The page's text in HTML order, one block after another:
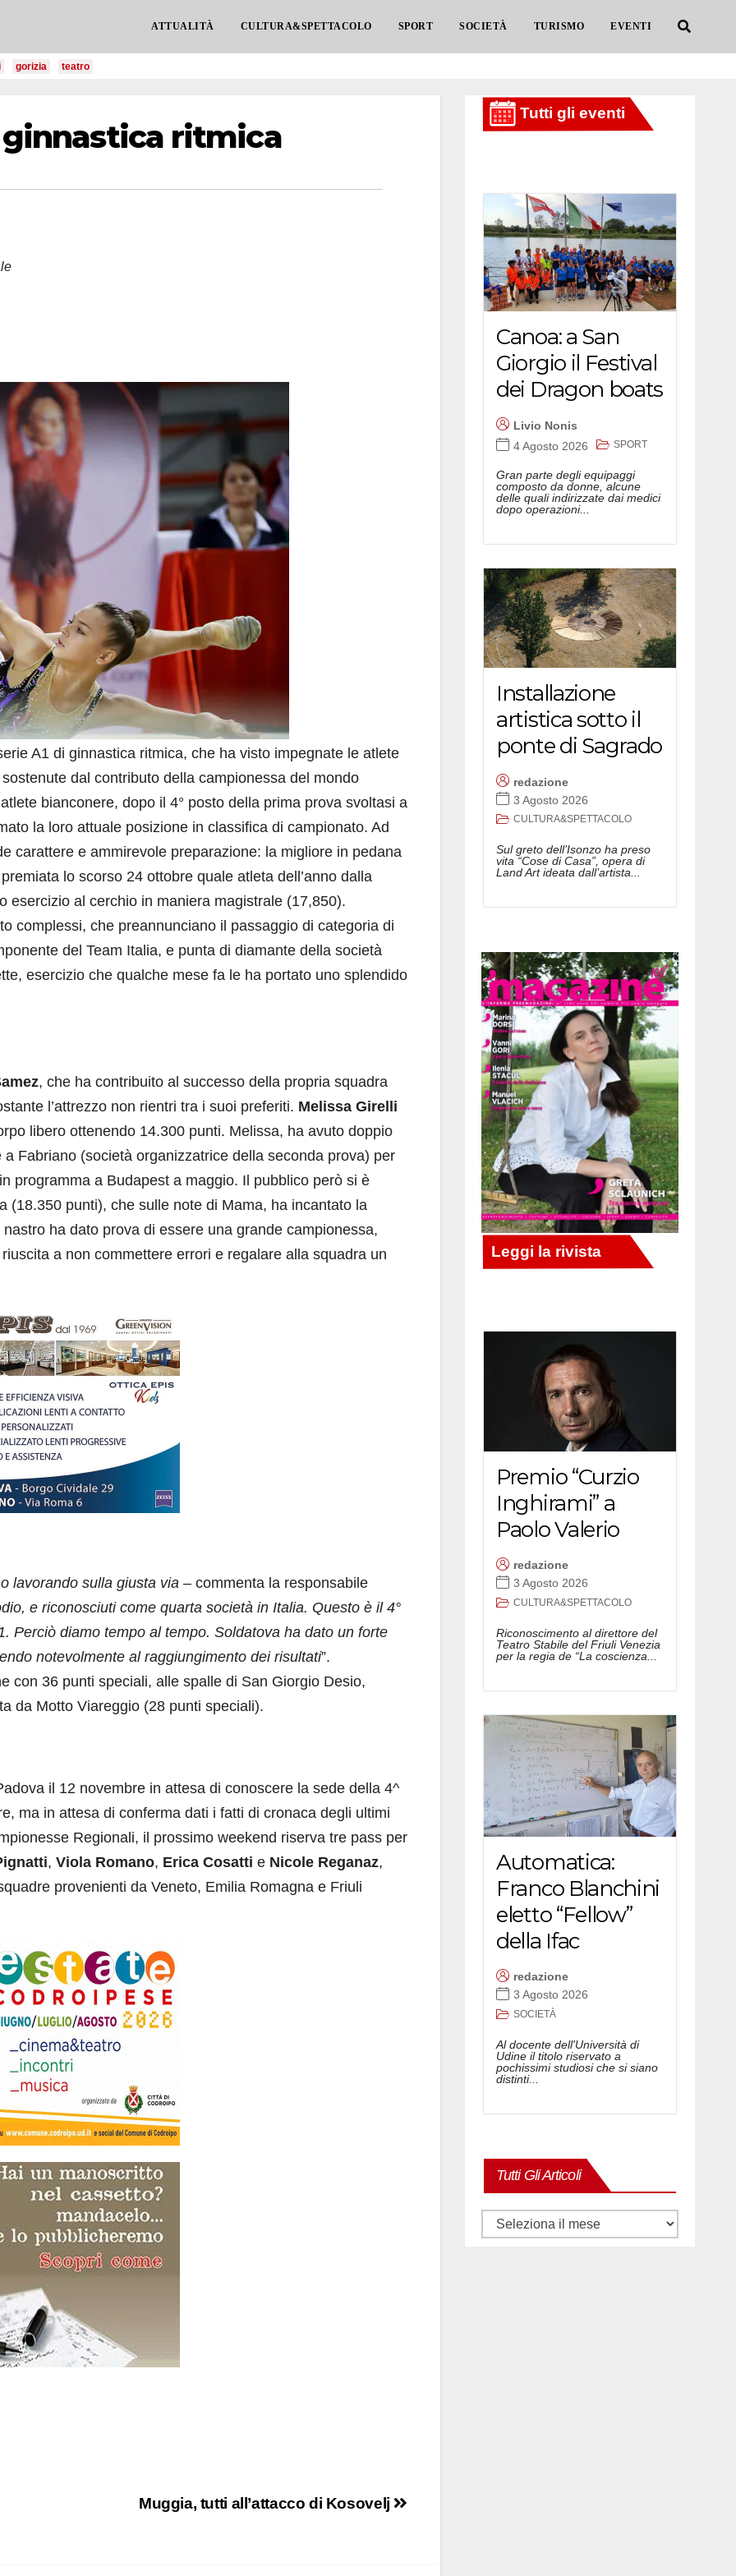
ATTUALITÀ CULTURA&SPETTACOLO SPORT SOCIETÀ TURISMO EVENTI
gorizia teatro
ritmica
A1 di ginnastica ritmica, che ha visto impegnate le atlete
dal contributo della campionessa del mondo
bianconere, dopo il 4° posto della prima prova svoltasi a
la loro attuale posizione in classifica di campionato. Ad
carattere e ammirevole preparazione: la migliore in pedana
lo scorso 24 ottobre quale atleta dell’anno dalla
esercizio al cerchio in maniera magistrale (17,850).
complessi, che preannunciano il passaggio di categoria di
del Team Italia, e punta di diamante della società
esercizio che qualche mese fa le ha portato uno splendido
, che ha contribuito al successo della propria squadra
l’attrezzo non rientri tra i suoi preferiti. Melissa Girelli
libero ottenendo 14.300 punti. Melissa, ha avuto doppio
Fabriano (società organizzatrice della seconda prova) per
programma a Budapest a maggio. Il pubblico però si è
(18.350 punti), che sulle note di Mama, ha incantato la
ha dato prova di essere una grande campionessa,
a non commettere errori e regalare alla squadra un
lavorando sulla giusta via – commenta la responsabile
e riconosciuti come quarta società in Italia. Questo è il 4°
Perciò diamo tempo al tempo. Soldatova ha dato un forte
notevolmente al raggiungimento dei risultati”.
con 36 punti speciali, alle spalle di San Giorgio Desio,
da Motto Viareggio (28 punti speciali).
il 12 novembre in attesa di conoscere la sede della 4^
ma in attesa di conferma dati i fatti di cronaca degli ultimi
Regionali, il prossimo weekend riserva tre pass per
, Viola Romano, Erica Cosatti e Nicole Reganaz,
provenienti da Veneto, Emilia Romagna e Friuli
Muggia, tutti all’attacco di Kosovelj
Canoa: a San
Giorgio il Festival
dei Dragon boats
Livio Nonis
4 Agosto 2026
SPORT
Gran parte degli equipaggi
composto da donne, alcune
delle quali indirizzate dai medici
dopo operazioni...
Installazione
artistica sotto il
ponte di Sagrado
redazione
3 Agosto 2026
CULTURA&SPETTACOLO
Sul greto dell’Isonzo ha preso
vita “Cose di Casa”, opera di
Land Art ideata dall’artista...
Premio “Curzio
Inghirami” a
Paolo Valerio
redazione
3 Agosto 2026
CULTURA&SPETTACOLO
Riconoscimento al direttore del
Teatro Stabile del Friuli Venezia
per la regia de “La coscienza...
Automatica:
Franco Blanchini
eletto “Fellow”
della Ifac
redazione
3 Agosto 2026
SOCIETÀ
Al docente dell'Università di
Udine il titolo riservato a
pochissimi studiosi che si siano
distinti...
Tutti Gli Articoli
Tutti